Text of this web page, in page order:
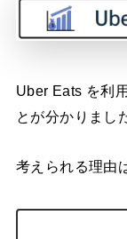
Uber Eats を利
とが分かりまし
考えられる理由